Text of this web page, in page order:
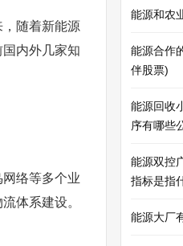
随着新能源
内外几家知
络等多个业
体系建设。
能源和农
能源合作
伴股票)
能源回收
序有哪些
能源双控
指标是指
能源大厂